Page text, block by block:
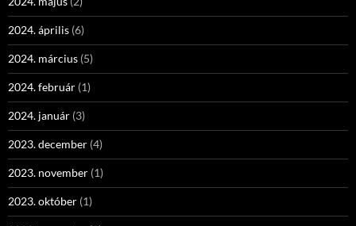
2024. április (6)
2024. március (5)
2024. február (1)
2024. január (3)
2023. december (4)
2023. november (1)
2023. október (1)